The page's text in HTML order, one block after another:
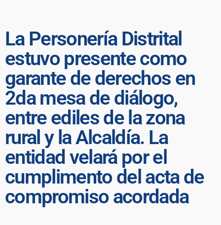
La Personería Distrital
estuvo presente como
garante de derechos en
2da mesa de diálogo,
entre ediles de la zona
rural y la Alcaldía. La
entidad velará por el
cumplimento del acta de
compromiso acordada